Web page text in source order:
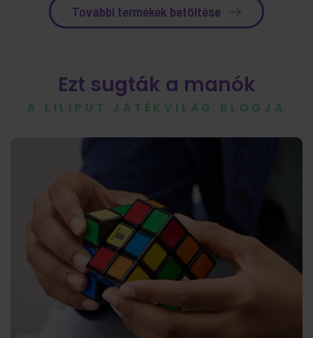
További termékek betöltése
Ezt sugták a manók
A LILIPUT JÁTÉKVILÁG BLOGJA